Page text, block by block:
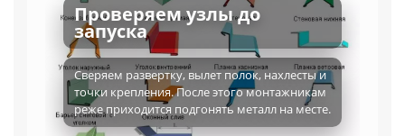
Проверяем узлы до
запуска
Сверяем развертку, вылет полок, нахлесты и
точки крепления. После этого монтажникам
реже приходится подгонять металл на месте.